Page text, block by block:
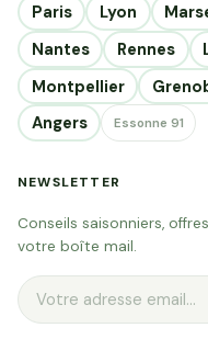
Paris Lyon
Nantes
Rennes
Montpellier
Angers
Essonne 91
NEWSLETTER
Conseils saisonniers,
votre boîte mail.